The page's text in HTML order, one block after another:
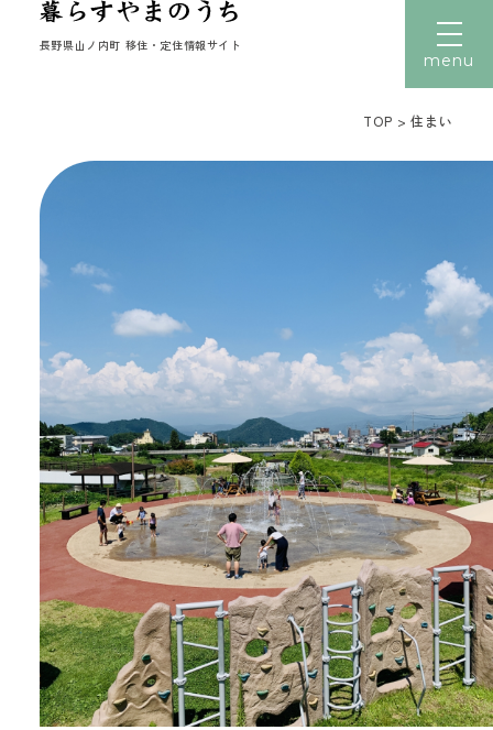
長野県山ノ内町 移住・定住情報サイト
子育て
移住者の声
移住体験
読みもの
お問い合わせフォーム
menu
TOP >住まい